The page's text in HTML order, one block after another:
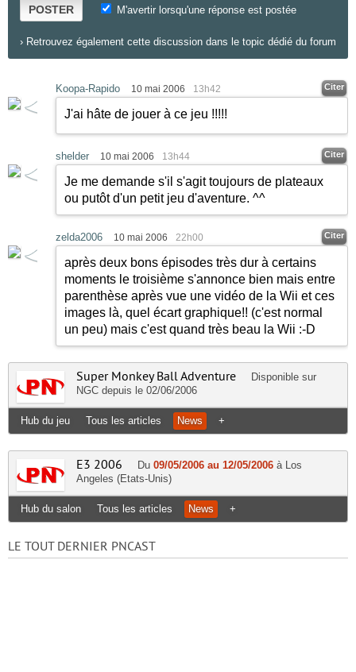
POSTER M'avertir lorsqu'une réponse est postée
› Retrouvez également cette discussion dans le topic dédié du forum
Koopa-Rapido 10 mai 2006 13h42 Citer
J'ai hâte de jouer à ce jeu !!!!!
shelder 10 mai 2006 13h44 Citer
Je me demande s'il s'agit toujours de plateaux
ou putôt d'un petit jeu d'aventure. ^^
zelda2006 10 mai 2006 22h00 Citer
après deux bons épisodes très dur à certains
moments le troisième s'annonce bien mais entre
parenthèse après vue une vidéo de la Wii et ces
images là, quel écart graphique!! (c'est normal
un peu) mais c'est quand très beau la Wii :-D
Super Monkey Ball Adventure
Disponible sur
NGC depuis le 02/06/2006
Hub du jeu Tous les articles News +
E3 2006 Du 09/05/2006 au 12/05/2006 à Los
Angeles (Etats-Unis)
Hub du salon Tous les articles News +
LE TOUT DERNIER PNCAST